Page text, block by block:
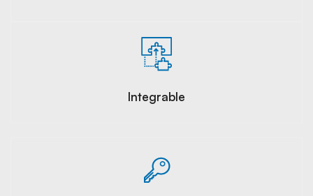
Integrable